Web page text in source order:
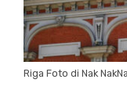
Riga Foto di Nak